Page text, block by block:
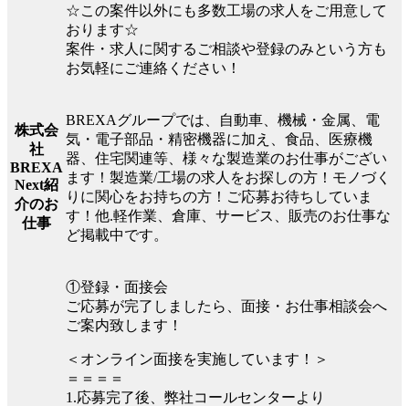
☆この案件以外にも多数工場の求人をご用意して
おります☆
案件・求人に関するご相談や登録のみという方も
お気軽にご連絡ください！
株式会
社
BREXA
Next紹
介のお
仕事
BREXAグループでは、自動車、機械・金属、電
気・電子部品・精密機器に加え、食品、医療機
器、住宅関連等、様々な製造業のお仕事がござい
ます！製造業/工場の求人をお探しの方！モノづく
りに関心をお持ちの方！ご応募お待ちしていま
す！他.軽作業、倉庫、サービス、販売のお仕事な
ど掲載中です。
①登録・面接会
ご応募が完了しましたら、面接・お仕事相談会へ
ご案内致します！
＜オンライン面接を実施しています！＞
＝＝＝＝
1.応募完了後、弊社コールセンターより